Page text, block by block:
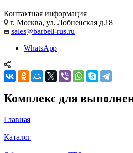
Контактная информация
г. Москва, ул. Лобненская д.18
sales@barbell-rus.ru
WhatsApp
Комплекс для
Главная
—
Каталог
—